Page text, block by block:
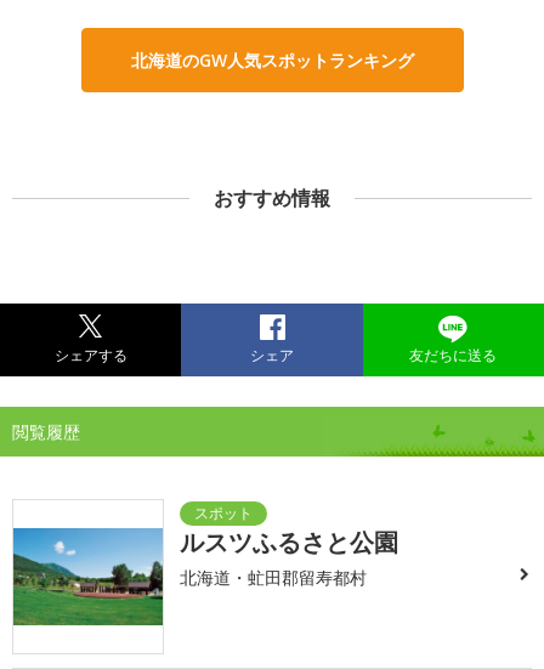
北海道のGW人気スポットランキング
おすすめ情報
シェアする シェア 友だちに送る
閲覧履歴
ルスツふるさと公園
北海道・虻田郡留寿都村